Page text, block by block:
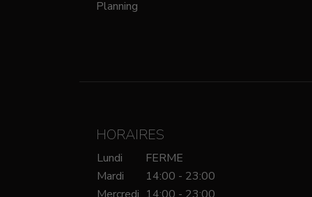
Planning
HORAIRES
Lundi
FERME
Mardi
14:00 - 23:00